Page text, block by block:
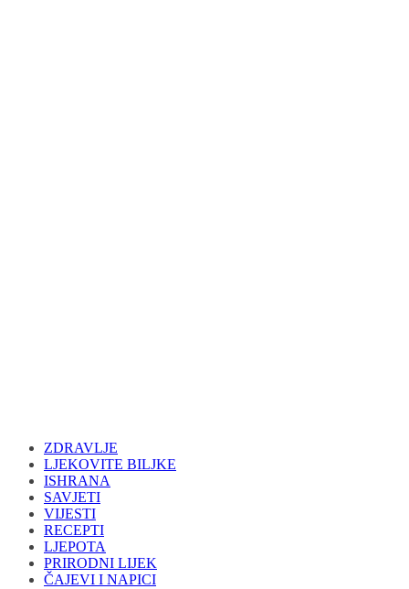
ZDRAVLJE
LJEKOVITE BILJKE
ISHRANA
SAVJETI
VIJESTI
RECEPTI
LJEPOTA
PRIRODNI LIJEK
ČAJEVI I NAPICI